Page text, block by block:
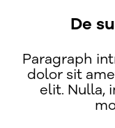
De
Paragraph
dolor sit
elit. Nulla,